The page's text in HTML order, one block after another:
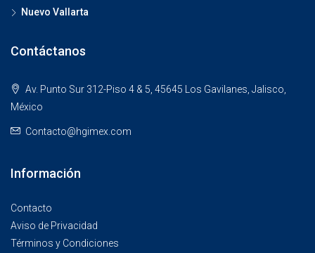
Nuevo Vallarta
Contáctanos
Av. Punto Sur 312-Piso 4 & 5, 45645 Los Gavilanes, Jalisco,
México
Contacto@hgimex.com
Información
Contacto
Aviso de Privacidad
Términos y Condiciones